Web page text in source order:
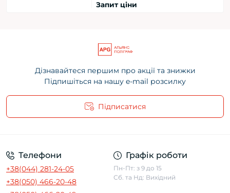
Запит ціни
Дізнавайтеся першим про акції та знижки
Підпишіться на нашу e-mail розсилку
Підписатися
Телефони
+38(044) 281-24-05
+38(050) 466-20-48
Графік роботи
Пн-Пт: з 9 до 15
Сб. та Нд: Вихідний